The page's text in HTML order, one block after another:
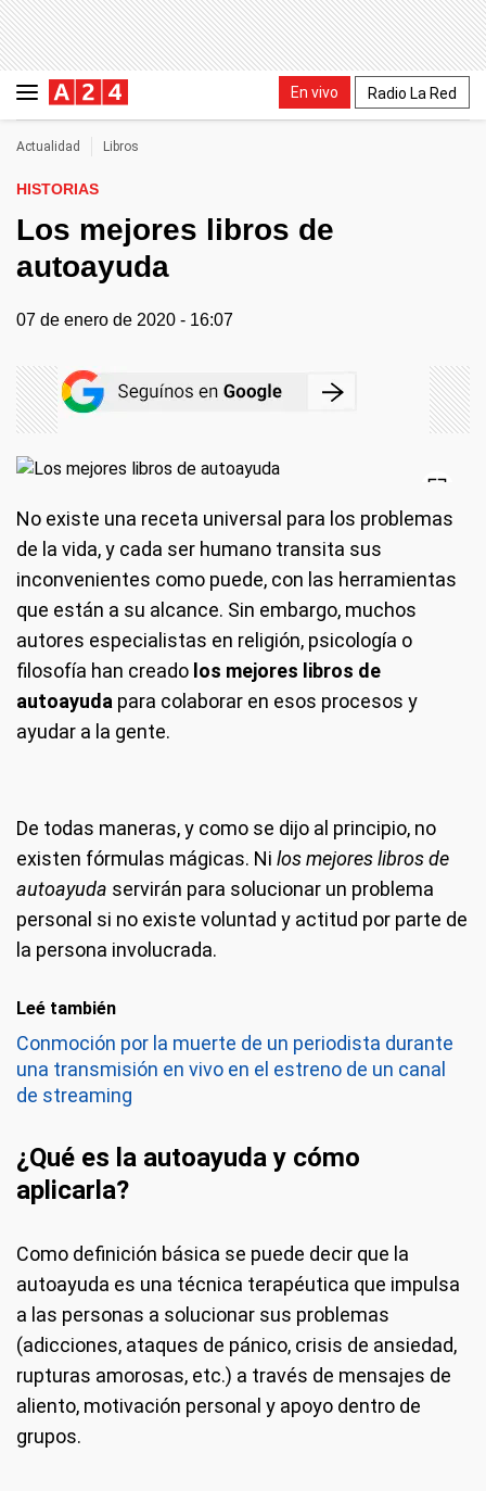
En vivo Radio La Red
Actualidad Libros
HISTORIAS
Los mejores libros de
autoayuda
07 de enero de 2020 - 16:07
No existe una receta universal para los problemas
de la vida, y cada ser humano transita sus
inconvenientes como puede, con las herramientas
que están a su alcance. Sin embargo, muchos
autores especialistas en religión, psicología o
filosofía han creado los mejores libros de
autoayuda para colaborar en esos procesos y
ayudar a la gente.
De todas maneras, y como se dijo al principio, no
existen fórmulas mágicas. Ni los mejores libros de
autoayuda servirán para solucionar un problema
personal si no existe voluntad y actitud por parte de
la persona involucrada.
Leé también
Conmoción por la muerte de un periodista durante
una transmisión en vivo en el estreno de un canal
de streaming
¿Qué es la autoayuda y cómo
aplicarla?
Como definición básica se puede decir que la
autoayuda es una técnica terapéutica que impulsa
a las personas a solucionar sus problemas
(adicciones, ataques de pánico, crisis de ansiedad,
rupturas amorosas, etc.) a través de mensajes de
aliento, motivación personal y apoyo dentro de
grupos.